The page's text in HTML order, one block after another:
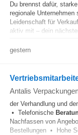
Du brennst dafür,
regionale
Leidenschaft für
aktiv mit – dein
gestern
Antalis
der Verhandlung und
• Telefonische
Nachfassen von
Bestellungen • Hohe